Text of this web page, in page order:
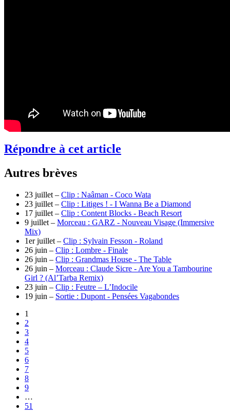
Répondre à cet article
Autres brèves
23 juillet – Clip : Naâman - Coco Wata
23 juillet – Clip : Litiges ! - I Wanna Be a Diamond
17 juillet – Clip : Content Blocks - Beach Resort
9 juillet – Morceau : GARZ - Nouveau Visage (Immersive
Mix)
1er juillet – Clip : Sylvain Fesson - Roland
26 juin – Clip : Lombre - Finale
26 juin – Clip : Grandmas House - The Table
26 juin – Morceau : Claude Sicre - Are You a Tambourine
Girl ? (Al’Tarba Remix)
23 juin – Clip : Feutre – L’Indocile
19 juin – Sortie : Dupont - Pensées Vagabondes
1
2
3
4
5
6
7
8
9
…
51